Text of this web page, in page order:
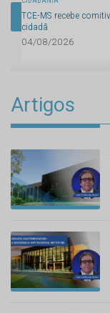
TCE-MS recebe
cidadã
04/08/2026
TODAS AS
Artigos